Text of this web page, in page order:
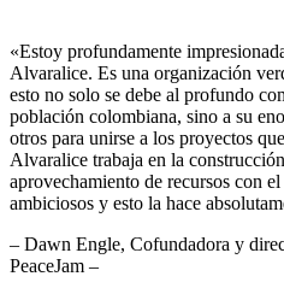
«Estoy profundamente
Alvaralice. Es una organización
esto no solo se debe al profundo
población colombiana, sino a su
otros para unirse a los proyectos
Alvaralice trabaja en la
aprovechamiento de recursos con
ambiciosos y esto la hace
– Dawn Engle, Cofundadora y
PeaceJam –